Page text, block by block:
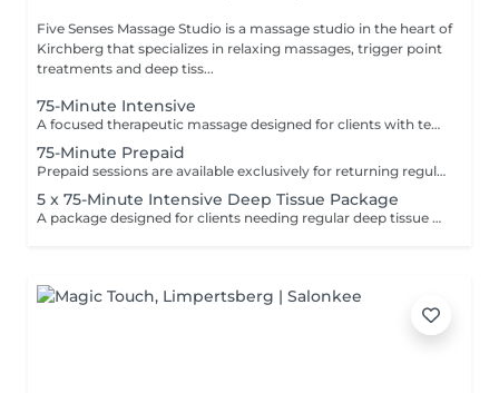
Five Senses Massage Studio is a massage studio in the heart of
Kirchberg that specializes in relaxing massages, trigger point
treatments and deep tiss...
75-Minute Intensive
A focused therapeutic massage designed for clients with tension in multiple areas of the body. This extended session allows enough time to work deeply and effectively on several problem zones without rushing the treatment. Using deep tissue and trigger point techniques, the massage helps release chronic muscle tension, reduce stiffness, improve mobility, and support physical recovery. Ideal for clients experiencing stress-related tension, muscular discomfort, postural tightness, or sports-related muscle fatigue. Common focus areas may include: * back and shoulders * neck and upper traps * lower back and glutes * legs and hips Recommended for clients who need more than a standard 60-minute session to properly address multiple areas of tension and restore overall body balance.
75-Minute Prepaid
Prepaid sessions are available exclusively for returning regular clients who already have an active prepaid package. New clients and clients without an active package are kindly asked to book regular massage sessions. Package options can be discussed during your appointment.
5 x 75-Minute Intensive Deep Tissue Package
A package designed for clients needing regular deep tissue work and focused muscle recovery. These extended 75-minute sessions allow more time to address multiple areas of tension, tightness, and physical strain using firm pressure and trigger point techniques. Ideal for chronic tension, stress-related tightness, muscle fatigue, sports recovery, and overall body maintenance. Pressure and focus areas can be adjusted according to your individual needs.